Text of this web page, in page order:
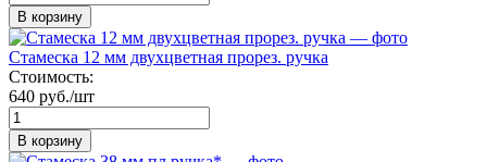
В корзину
Стамеска 12 мм двухцветная прорез. ручка
Стоимость:
640 руб./шт
В корзину